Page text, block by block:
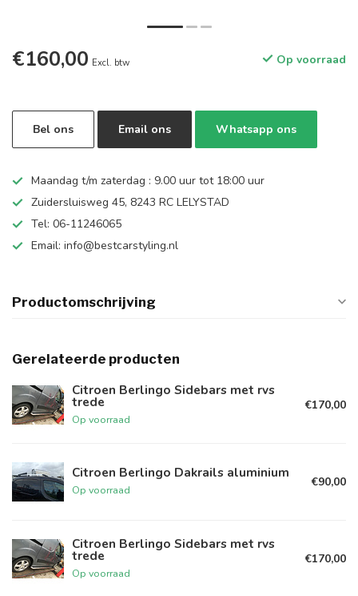
€160,00 Excl. btw Op voorraad
Bel ons Email ons Whatsapp ons
Maandag t/m zaterdag : 9.00 uur tot 18:00 uur
Zuidersluisweg 45, 8243 RC LELYSTAD
Tel: 06-11246065
Email: info@bestcarstyling.nl
Productomschrijving
Gerelateerde producten
Citroen Berlingo Sidebars met rvs
trede
Op voorraad
€170,00
Citroen Berlingo Dakrails aluminium
Op voorraad
€90,00
Citroen Berlingo Sidebars met rvs
trede
Op voorraad
€170,00